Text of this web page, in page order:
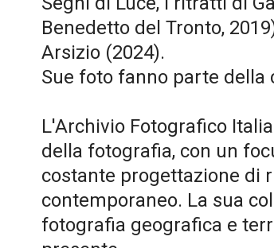
Benedetto del Tronto,
Arsizio (2024).
Sue foto fanno parte della
L'Archivio Fotografico
della fotografia, con un
costante progettazione di
contemporaneo. La sua
fotografia geografica e